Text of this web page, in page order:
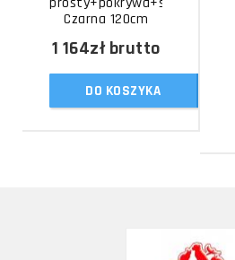
Czarna 120cm
1 164złbrutto
DO KOSZYKA